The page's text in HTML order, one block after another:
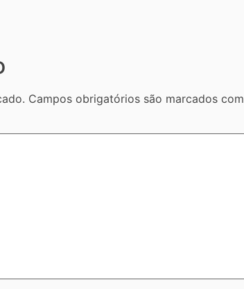
Campos obrigatórios são marcados com